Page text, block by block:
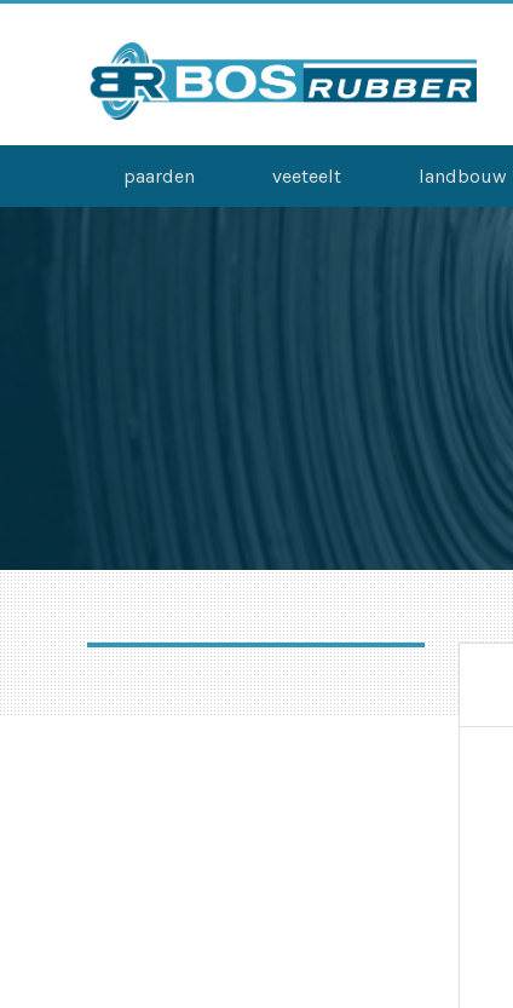
paarden veeteelt landbouw